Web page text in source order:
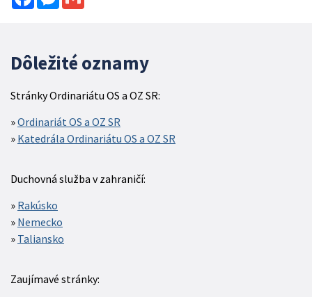
Dôležité oznamy
Stránky Ordinariátu OS a OZ SR:
Ordinariát OS a OZ SR
Katedrála Ordinariátu OS a OZ SR
Duchovná služba v zahraničí:
Rakúsko
Nemecko
Taliansko
Zaujímavé stránky: